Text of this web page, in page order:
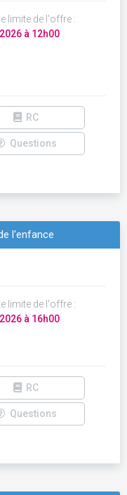
limite de l'offre :
à 12h00
RC
Questions
l'enfance
limite de l'offre :
à 16h00
RC
Questions